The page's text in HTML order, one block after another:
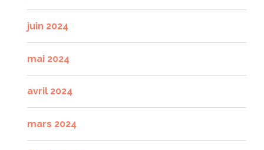
juin 2024
mai 2024
avril 2024
mars 2024